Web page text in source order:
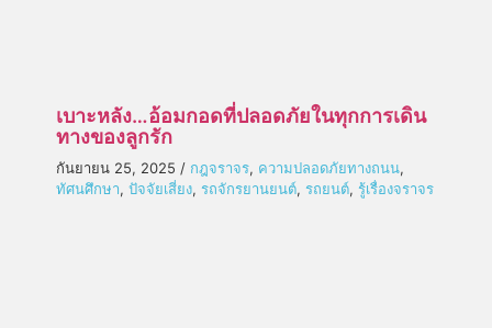
เบาะหลัง…อ้อมกอดที่ปลอดภัยในทุกการเดิน
ทางของลูกรัก
กันยายน 25, 2025 / กฎจราจร, ความปลอดภัยทางถนน,
ทัศนศึกษา, ปัจจัยเสี่ยง, รถจักรยานยนต์, รถยนต์, รู้เรื่องจราจร